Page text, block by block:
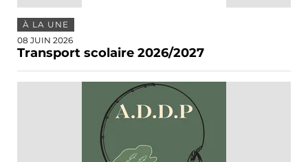
Transport scolaire 2026/2027
08 JUIN 2026
À LA UNE